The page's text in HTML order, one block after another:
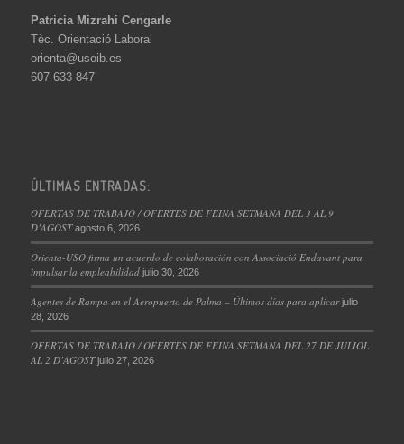
Patricia Mizrahi Cengarle
Tèc. Orientació Laboral
orienta@usoib.es
607 633 847
ÚLTIMAS ENTRADAS:
OFERTAS DE TRABAJO / OFERTES DE FEINA SETMANA DEL 3 AL 9
D’AGOST agosto 6, 2026
Orienta-USO firma un acuerdo de colaboración con Associació Endavant para
impulsar la empleabilidad julio 30, 2026
Agentes de Rampa en el Aeropuerto de Palma – Últimos días para aplicar julio
28, 2026
OFERTAS DE TRABAJO / OFERTES DE FEINA SETMANA DEL 27 DE JULIOL
AL 2 D’AGOST julio 27, 2026